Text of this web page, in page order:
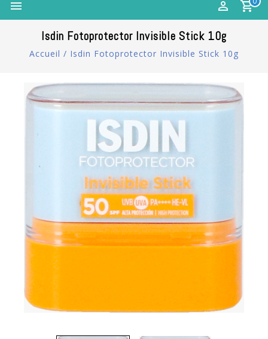
Isdin Fotoprotector Invisible Stick 10g
Accueil / Isdin Fotoprotector Invisible Stick 10g